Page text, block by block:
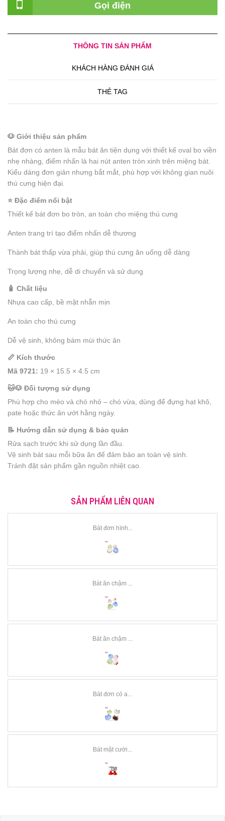
Gọi điện
THÔNG TIN SẢN PHẨM
KHÁCH HÀNG ĐÁNH GIÁ
THẺ TAG
🐶 Giới thiệu sản phẩm
Bát đơn có anten là mẫu bát ăn tiện dụng với thiết kế oval bo viền
nhẹ nhàng, điểm nhấn là hai nút anten tròn xinh trên miệng bát.
Kiểu dáng đơn giản nhưng bắt mắt, phù hợp với không gian nuôi
thú cưng hiện đại.
⭐ Đặc điểm nổi bật
Thiết kế bát đơn bo tròn, an toàn cho miệng thú cưng
Anten trang trí tạo điểm nhấn dễ thương
Thành bát thấp vừa phải, giúp thú cưng ăn uống dễ dàng
Trọng lượng nhẹ, dễ di chuyển và sử dụng
🧴 Chất liệu
Nhựa cao cấp, bề mặt nhẵn mịn
An toàn cho thú cưng
Dễ vệ sinh, không bám mùi thức ăn
📏 Kích thước
Mã 9721: 19 × 15.5 × 4.5 cm
🐱🐶 Đối tượng sử dụng
Phù hợp cho mèo và chó nhỏ – chó vừa, dùng để đựng hạt khô,
pate hoặc thức ăn ướt hằng ngày.
📝 Hướng dẫn sử dụng & bảo quản
Rửa sạch trước khi sử dụng lần đầu.
Vệ sinh bát sau mỗi bữa ăn để đảm bảo an toàn vệ sinh.
Tránh đặt sản phẩm gần nguồn nhiệt cao.
SẢN PHẨM LIÊN QUAN
Bát đơn hình...
Bát ăn chậm ...
Bát ăn chậm ...
Bát đơn có a...
Bát mặt cười...